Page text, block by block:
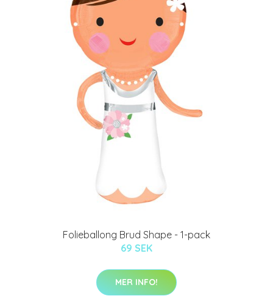
Folieballong Brud Shape - 1-pack
69 SEK
MER INFO!